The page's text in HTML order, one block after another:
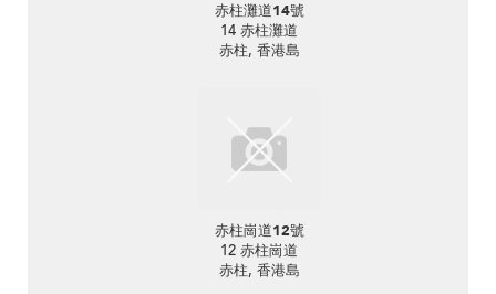
赤柱灘道14號
14 赤柱灘道
赤柱, 香港島
赤柱崗道12號
12 赤柱崗道
赤柱, 香港島